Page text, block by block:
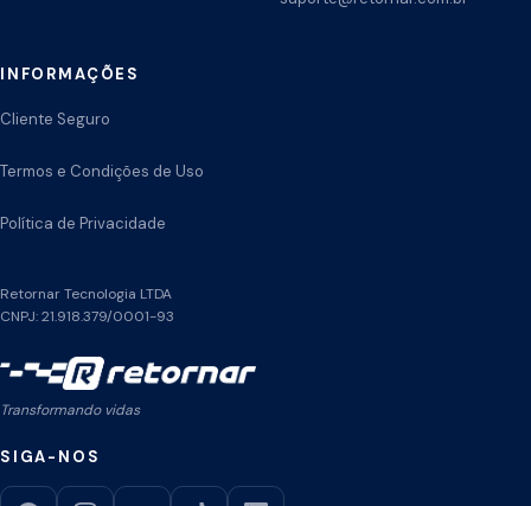
INFORMAÇÕES
Cliente Seguro
Termos e Condições de Uso
Política de Privacidade
Retornar Tecnologia LTDA
CNPJ: 21.918.379/0001-93
Transformando vidas
SIGA-NOS